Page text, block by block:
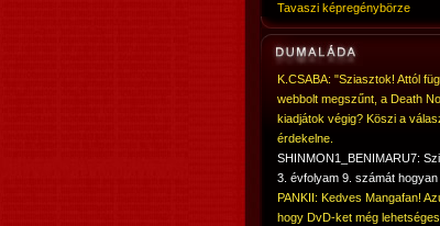
Tavaszi képregénybörze
K.CSABA: "Sziasztok! Attól
webbolt megszűnt, a Death
kiadjátok végig? Köszi a
érdekelne.
SHINMON1_BENIMARU7:
3. évfolyam 9. számát
PANKII: Kedves Mangafan!
hogy DvD-ket még